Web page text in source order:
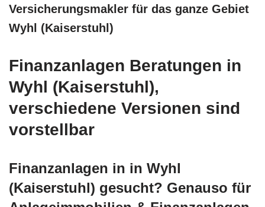
Versicherungsmakler für das ganze Gebiet
Wyhl (Kaiserstuhl)
Finanzanlagen Beratungen in
Wyhl (Kaiserstuhl),
verschiedene Versionen sind
vorstellbar
Finanzanlagen in in Wyhl
(Kaiserstuhl) gesucht? Genauso für